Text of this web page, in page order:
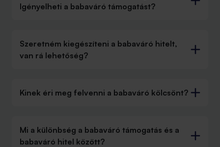
Igényelheti a babaváró támogatást?
Szeretném kiegészíteni a babaváró hitelt,
van rá lehetőség?
Kinek éri meg felvenni a babaváró kölcsönt?
Mi a különbség a babaváró támogatás és a
babaváró hitel között?